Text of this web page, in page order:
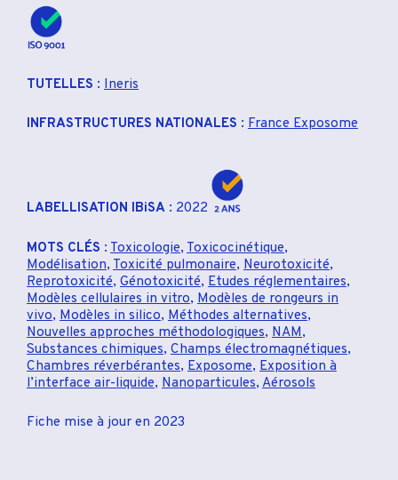
TUTELLES : Ineris
INFRASTRUCTURES NATIONALES : France Exposome
LABELLISATION IBiSA : 2022
MOTS CLÉS : Toxicologie, Toxicocinétique,
Modélisation, Toxicité pulmonaire, Neurotoxicité,
Reprotoxicité, Génotoxicité, Etudes réglementaires,
Modèles cellulaires in vitro, Modèles de rongeurs in
vivo, Modèles in silico, Méthodes alternatives,
Nouvelles approches méthodologiques, NAM,
Substances chimiques, Champs électromagnétiques,
Chambres réverbérantes, Exposome, Exposition à
l’interface air-liquide, Nanoparticules, Aérosols
Fiche mise à jour en 2023